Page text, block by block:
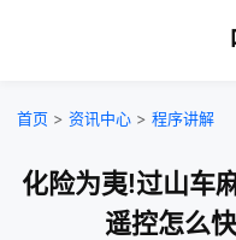
首页 > 资讯中心 > 程序讲解
化险为夷!过山车
遥控怎么